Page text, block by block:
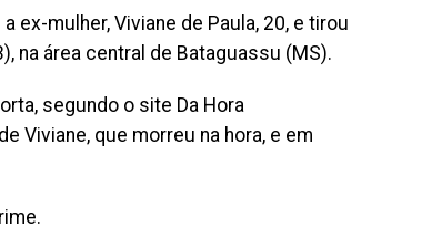
ex-mulher, Viviane de Paula, 20, e tirou
na área central de Bataguassu (MS).
segundo o site Da Hora
Viviane, que morreu na hora, e em